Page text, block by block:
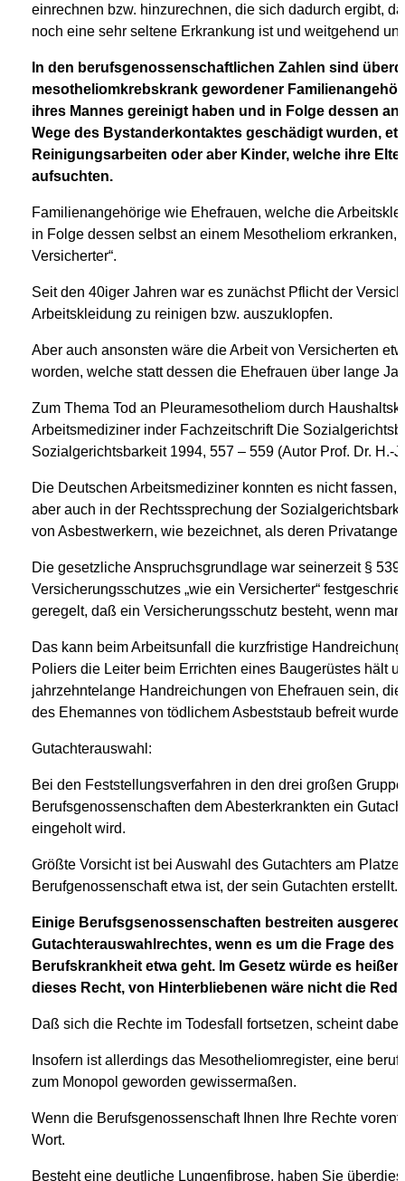
einrechnen bzw. hinzurechnen, die sich dadurch ergibt,
noch eine sehr seltene Erkrankung ist und weitgehend
In den berufsgenossenschaftlichen Zahlen sind
mesotheliomkrebskrank gewordener
ihres Mannes gereinigt haben und in Folge dessen
Wege des Bystanderkontaktes geschädigt wurden,
Reinigungsarbeiten oder aber Kinder, welche ihre
aufsuchten.
Familienangehörige wie Ehefrauen, welche die
in Folge dessen selbst an einem Mesotheliom erkranken,
Versicherter“.
Seit den 40iger Jahren war es zunächst Pflicht der
Arbeitskleidung zu reinigen bzw. auszuklopfen.
Aber auch ansonsten wäre die Arbeit von Versicherten
worden, welche statt dessen die Ehefrauen über lange
Zum Thema Tod an Pleuramesotheliom durch
Arbeitsmediziner inder Fachzeitschrift Die
Sozialgerichtsbarkeit 1994, 557 – 559 (Autor Prof. Dr.
Die Deutschen Arbeitsmediziner konnten es nicht
aber auch in der Rechtssprechung der
von Asbestwerkern, wie bezeichnet, als deren
Die gesetzliche Anspruchsgrundlage war seinerzeit §
Versicherungsschutzes „wie ein Versicherter“
geregelt, daß ein Versicherungsschutz besteht, wenn
Das kann beim Arbeitsunfall die kurzfristige
Poliers die Leiter beim Errichten eines Baugerüstes hält
jahrzehntelange Handreichungen von Ehefrauen sein,
des Ehemannes von tödlichem Asbeststaub befreit wurde.
Gutachterauswahl:
Bei den Feststellungsverfahren in den drei großen
Berufsgenossenschaften dem Abesterkrankten ein
eingeholt wird.
Größte Vorsicht ist bei Auswahl des Gutachters am
Berufgenossenschaft etwa ist, der sein Gutachten erstellt.
Einige Berufsgsenossenschaften bestreiten
Gutachterauswahlrechtes, wenn es um die Frage des
Berufskrankheit etwa geht. Im Gesetz würde es
dieses Recht, von Hinterbliebenen wäre nicht die
Daß sich die Rechte im Todesfall fortsetzen, scheint
Insofern ist allerdings das Mesotheliomregister, eine
zum Monopol geworden gewissermaßen.
Wenn die Berufsgenossenschaft Ihnen Ihre Rechte
Wort.
Besteht eine deutliche Lungenfibrose, haben Sie